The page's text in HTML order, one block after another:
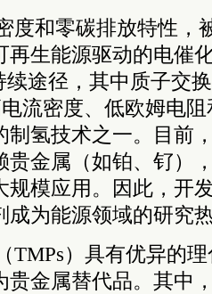
度和零碳排放特性，
再生能源驱动的电催
续途径，其中质子交
电流密度、低欧姆电
制氢技术之一。目前
贵金属（如铂、钌）
规模应用。因此，开
成为能源领域的研究
TMPs）具有优异的
贵金属替代品。其中